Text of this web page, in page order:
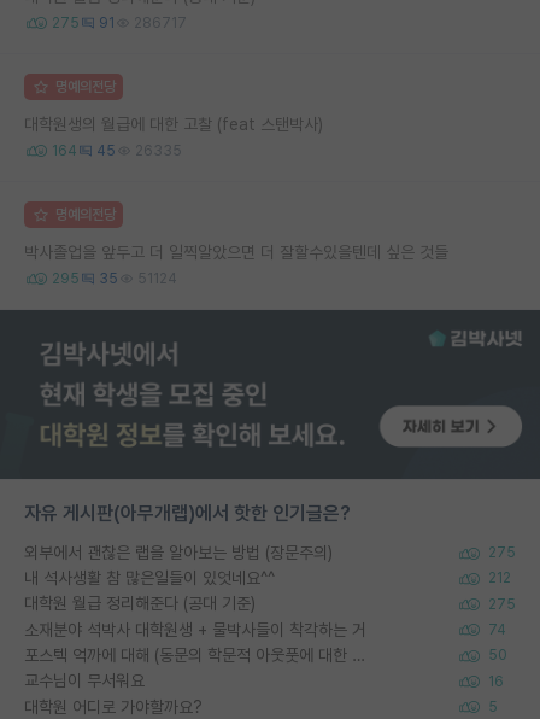
275 91 286717
명예의전당
대학원생의 월급에 대한 고찰 (feat 스탠박사)
164 45 26335
명예의전당
박사졸업을 앞두고 더 일찍알았으면 더 잘할수있을텐데 싶은 것들
295 35 51124
자유 게시판(아무개랩)에서 핫한 인기글은?
외부에서 괜찮은 랩을 알아보는 방법 (장문주의) 275
내 석사생활 참 많은일들이 있엇네요^^ 212
대학원 월급 정리해준다 (공대 기준) 275
소재분야 석박사 대학원생 + 물박사들이 착각하는 거 74
포스텍 억까에 대해 (동문의 학문적 아웃풋에 대한 반박) 50
교수님이 무서워요 16
대학원 어디로 가야할까요? 5